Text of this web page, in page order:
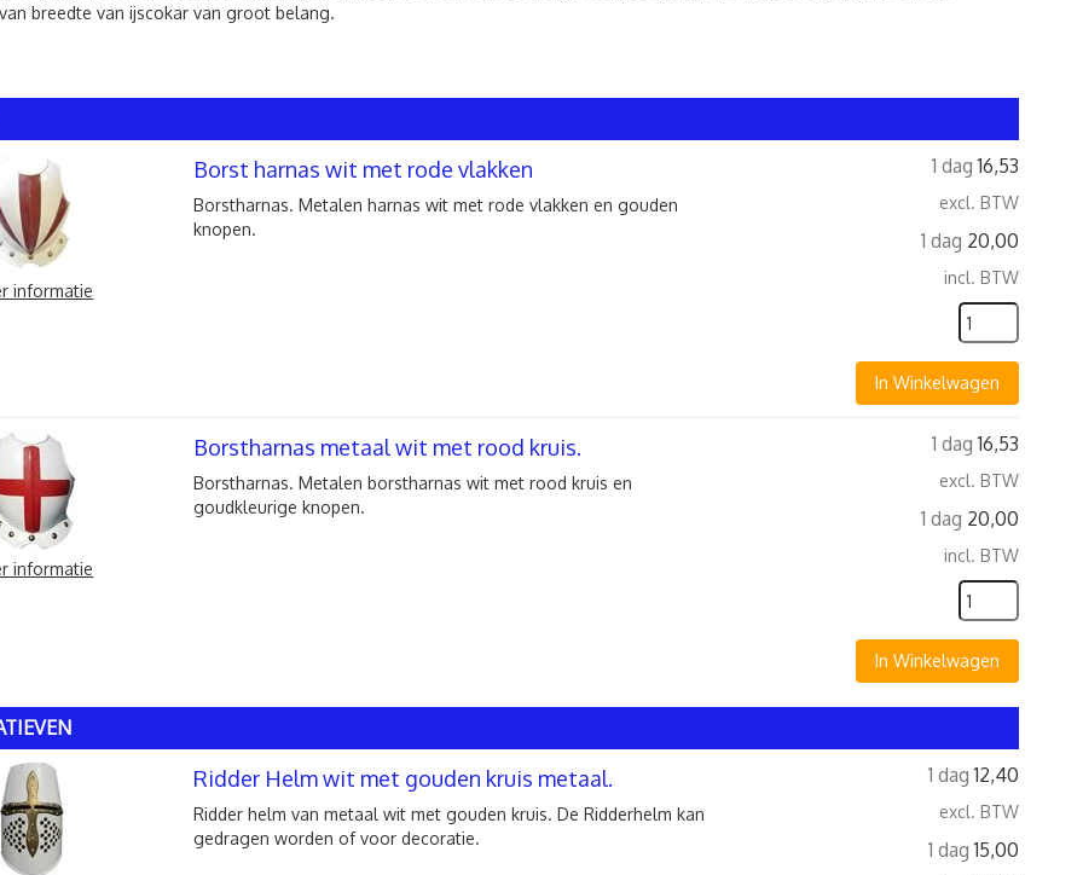
breedte van ijscokar van groot belang.
informatie
1 dag 16,53
excl. BTW
1 dag 20,00
incl. BTW
In Winkelwagen
Borst harnas wit met rode vlakken
Borstharnas. Metalen harnas wit met rode vlakken en gouden
knopen.
informatie
1 dag 16,53
excl. BTW
1 dag 20,00
incl. BTW
In Winkelwagen
Borstharnas metaal wit met rood kruis.
Borstharnas. Metalen borstharnas wit met rood kruis en
goudkleurige knopen.
1 dag 12,40
excl. BTW
1 dag 15,00
Ridder Helm wit met gouden kruis metaal.
Ridder helm van metaal wit met gouden kruis. De Ridderhelm kan
gedragen worden of voor decoratie.